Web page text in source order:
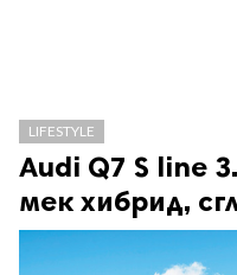
LIFESTYLE
Audi Q7 S line
мек хибрид,